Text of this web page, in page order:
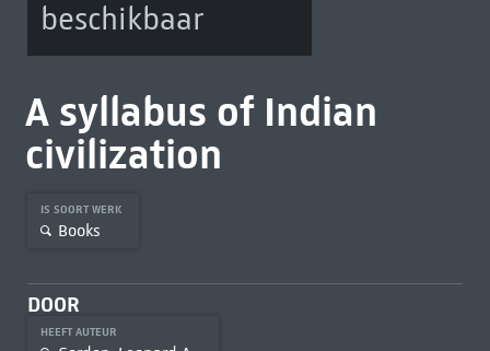
beschikbaar
A syllabus of Indian
civilization
IS SOORT WERK
Books
DOOR
HEEFT AUTEUR